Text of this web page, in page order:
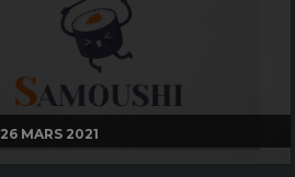
26 MARS 2021